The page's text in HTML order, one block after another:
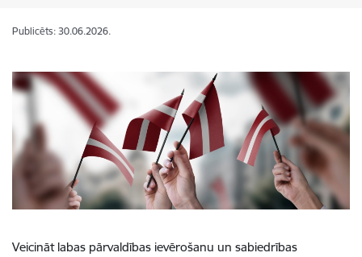
Publicēts: 30.06.2026.
Veicināt labas pārvaldības ievērošanu un sabiedrības